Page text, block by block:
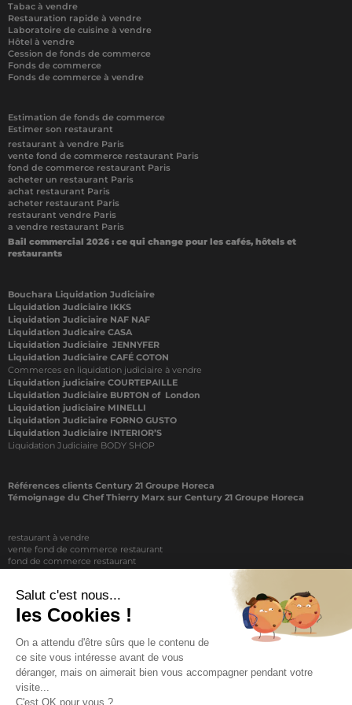
Tabac à vendre
Restauration rapide à vendre
Laboratoire de cuisine à vendre
Hôtel à vendre
Cession de fonds de commerce
Fonds de commerce
Fonds de commerce à vendre
Estimation de fonds de commerce
Estimer son restaurant
restaurant à vendre Paris
vente fond de commerce restaurant Paris
fond de commerce restaurant Paris
acheter un restaurant Paris
achat restaurant Paris
acheter restaurant Paris
restaurant vendre Paris
a vendre restaurant Paris
Bail commercial 2026 : ce qui change pour les cafés, hôtels et
restaurants
Bouchara Liquidation Judiciaire
Liquidation Judiciaire IKKS
Liquidation Judiciaire NAF NAF
Liquidation Judicaire CASA
Liquidation Judiciaire JENNYFER
Liquidation Judiciaire CAFÉ COTON
Commerces en liquidation judiciaire à vendre
Liquidation judiciaire COURTEPAILLE
Liquidation Judiciaire BURTON of London
Liquidation judiciaire MINELLI
Liquidation Judiciaire FORNO GUSTO
Liquidation Judiciaire INTERIOR’S
Liquidation Judiciaire BODY SHOP
Références clients Century 21 Groupe Horeca
Témoignage du Chef Thierry Marx sur Century 21 Groupe Horeca
restaurant à vendre
vente fond de commerce restaurant
fond de commerce restaurant
acheter un restaurant
vente de fond de commerce restaurant
acheter restaurant
restaurant vendre